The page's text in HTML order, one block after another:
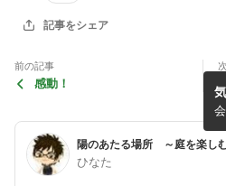
記事をシェア
前の記事
感動！
陽のあたる場所 ～庭を楽し
ひなた